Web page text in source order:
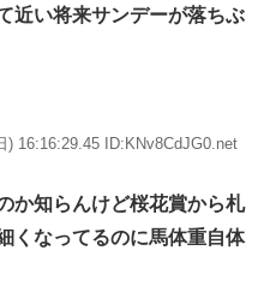
近い将来サンデーが落ちぶ
) 16:16:29.45 ID:KNv8CdJG0.net
か知らんけど桜花賞から札
くなってるのに馬体重自体